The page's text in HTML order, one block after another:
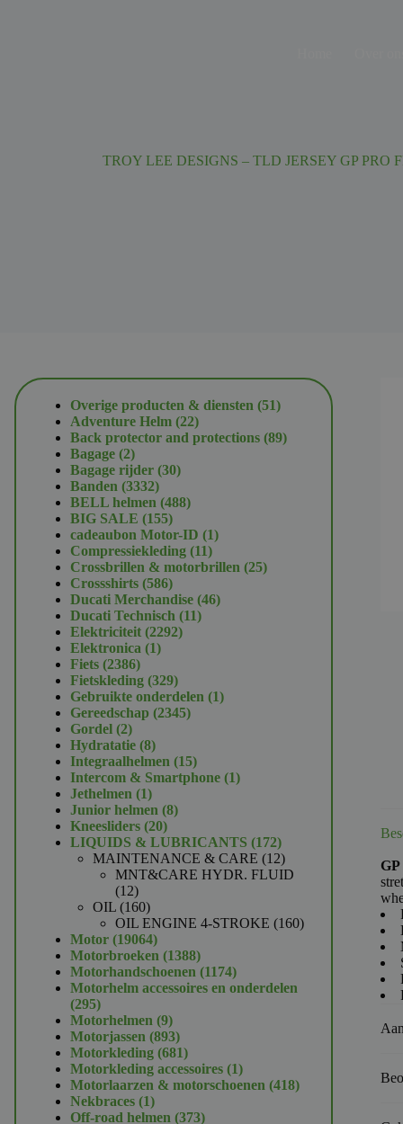
TROY LEE DESIGNS – TLD JERSEY GP PRO
GP
Overige producten & diensten 5151
Adventure Helm 2222
producten
Back protector and protections 8989
Bagage 22
producten
Bagage rijder 3030
Banden 33323332
producten
BELL helmen 488488
BIG SALE 155155
producten
cadeaubon Motor-ID 11
Compressiekleding 1111
producten
Crossbrillen & motorbrillen 2525
Crossshirts 586586
producten
Ducati Merchandise 4646
Ducati Technisch 1111
Elektriciteit 22922292
Elektronica 11
Fiets 23862386
producten
Fietskleding 329329
producten
Gebruikte onderdelen 11
Gereedschap 23452345
Gordel 22
producten
Hydratatie 88
producten
Integraalhelmen 1515
producten
Intercom & Smartphone 11
Jethelmen 11
product
Junior helmen 88
Kneesliders 2020
producten
LIQUIDS & LUBRICANTS 172172
producten
MAINTENANCE & CARE 1212
producten
MNT&CARE HYDR. FLUID
1212
producten
OIL 160160
producten
OIL ENGINE 4-STROKE 160160
Motor 1906419064
producten
Motorbroeken 13881388
producten
Motorhandschoenen 11741174
producten
Motorhelm accessoires en onderdelen
295295
producten
Motorhelmen 99
producten
Motorjassen 893893
producten
Motorkleding 681681
producten
Motorkleding accessoires 11
product
Motorlaarzen & motorschoenen 418418
Nekbraces 11
product
Off-road helmen 373373